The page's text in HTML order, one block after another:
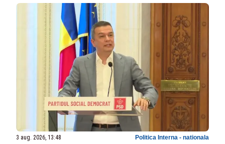
3 aug. 2026, 13:48 Politica Interna - nationala